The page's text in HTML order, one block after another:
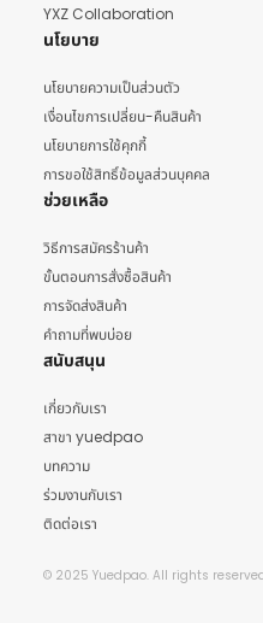
YXZ Collaboration
นโยบาย
นโยบายความเป็นส่วนตัว
เงื่อนไขการเปลี่ยน-คืนสินค้า
นโยบายการใช้คุกกี้
การขอใช้สิทธิ์ข้อมูลส่วนบุคคล
ช่วยเหลือ
วิธีการสมัครร้านค้า
ขั้นตอนการสั่งซื้อสินค้า
การจัดส่งสินค้า
คำถามที่พบบ่อย
สนับสนุน
เกี่ยวกับเรา
สาขา yuedpao
บทความ
ร่วมงานกับเรา
ติดต่อเรา
© 2025 Yuedpao. All rights